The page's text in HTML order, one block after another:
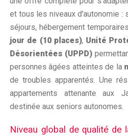
et tous les niveaux d'autonomie :
séjours, hébergement
jour de (10 places), Unité
Désorientées (UPPD)
personnes âgées atteintes de la
de troubles apparentés. Une
appartements attenante aux
destinée aux seniors autonomes.
Niveau global de qualité de